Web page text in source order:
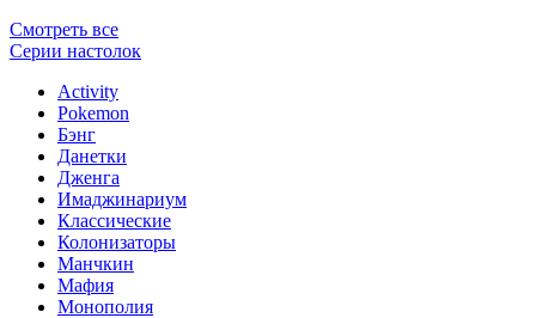
Смотреть все
Серии настолок
Activity
Pokemon
Бэнг
Данетки
Дженга
Имаджинариум
Классические
Колонизаторы
Манчкин
Мафия
Монополия